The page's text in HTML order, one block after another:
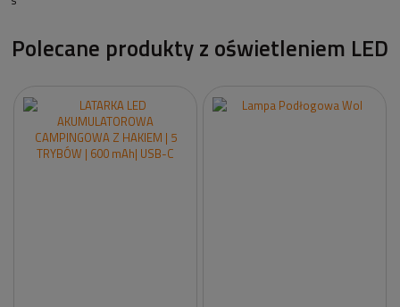
Polecane produkty z oświetleniem LED